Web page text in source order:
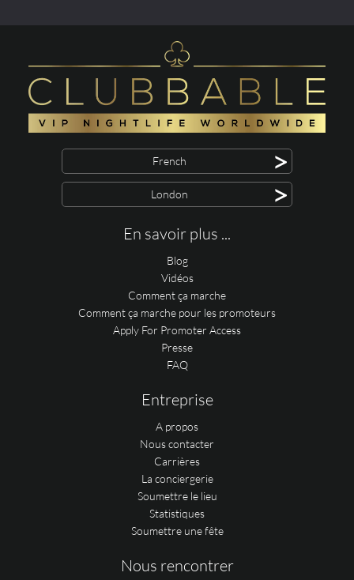
French >
London >
En savoir plus ...
Blog
Vidéos
Comment ça marche
Comment ça marche pour les promoteurs
Apply For Promoter Access
Presse
FAQ
Entreprise
A propos
Nous contacter
Carrières
La conciergerie
Soumettre le lieu
Statistiques
Soumettre une fête
Nous rencontrer